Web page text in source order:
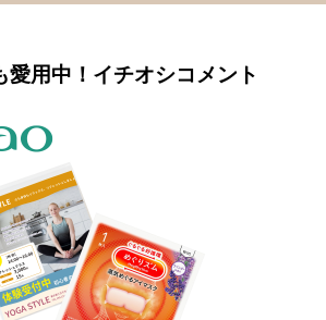
愛用中！イチオシコメント